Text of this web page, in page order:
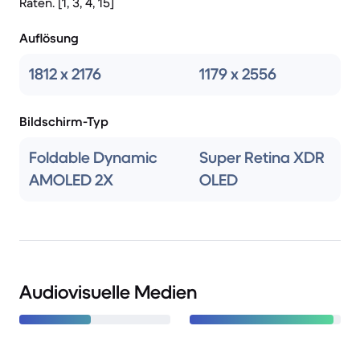
Auflösung
1812 x 2176 1179 x 2556
Bildschirm-Typ
Foldable Dynamic
AMOLED 2X
Super Retina XDR
OLED
Audiovisuelle Medien